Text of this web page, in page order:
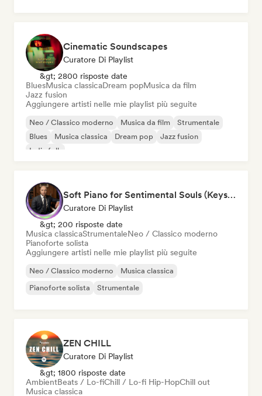
Cinematic Soundscapes
Curatore Di Playlist
&gt; 2800 risposte date
BluesMusica classicaDream popMusica da film
Jazz fusion
Aggiungere artisti nelle mie playlist più seguite
Neo / Classico moderno Musica da film
Strumentale
Blues
Musica classica Dream pop
Jazz fusion
Indie folk
Soft Piano for Sentimental Souls (Keys From Above)
Curatore Di Playlist
&gt; 200 risposte date
Musica classicaStrumentaleNeo / Classico moderno
Pianoforte solista
Aggiungere artisti nelle mie playlist più seguite
Neo / Classico moderno
Musica classica
Pianoforte solista
Strumentale
ZEN CHILL
Curatore Di Playlist
&gt; 1800 risposte date
AmbientBeats / Lo-fiChill / Lo-fi Hip-HopChill out
Musica classica